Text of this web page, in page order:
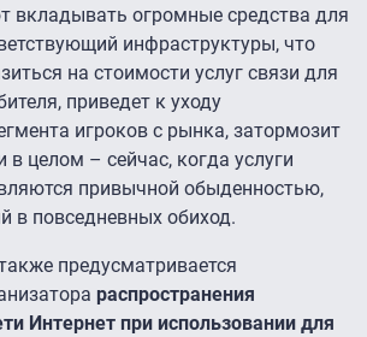
вкладывать огромные средства для
инфраструктуры, что
на стоимости услуг связи для
приведет к уходу
игроков с рынка, затормозит
в целом – сейчас, когда услуги
привычной обыденностью,
в повседневных обиход.
предусматривается
распространения
Интернет при использовании для